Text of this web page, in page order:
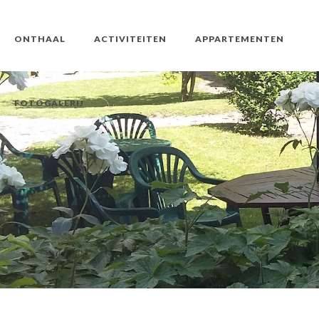
ONTHAAL ACTIVITEITEN APPARTEMENTEN
FOTOGALERIJ